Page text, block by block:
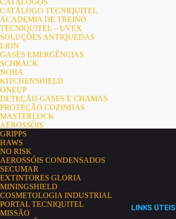
CATÁLOGOS
CATÁLOGO TECNIQUITEL
ACADEMIA DE TREINO
TECNIQUITEL – UVEX
SOLUÇÕES ANTIQUEDAS
LION
GASES EMERGÊNCIAS
SCHRACK
NOHA
KITCHENSHIELD
ONEUP
DETEÇÃO GASES E CHAMAS
PROTEÇÃO COZINHAS
MASTERLOCK
AEROSSÓIS
GRIPPS
HAWS
NO RISK
AEROSSÓIS CONDENSADOS
SECUMAR
EXTINTORES GLORIA
MININGSHIELD
COSMETOLOGIA INDUSTRIAL
PORTAL TECNIQUITEL
MISSÃO
LINKS ÚTEIS